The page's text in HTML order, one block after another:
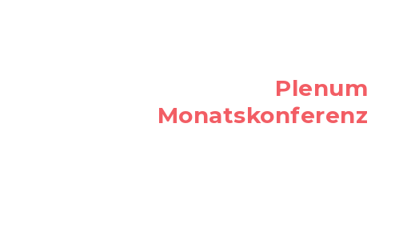
Plenum
Monatskonferenz